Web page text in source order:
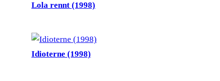
Lola rennt (1998)
Idioterne (1998)